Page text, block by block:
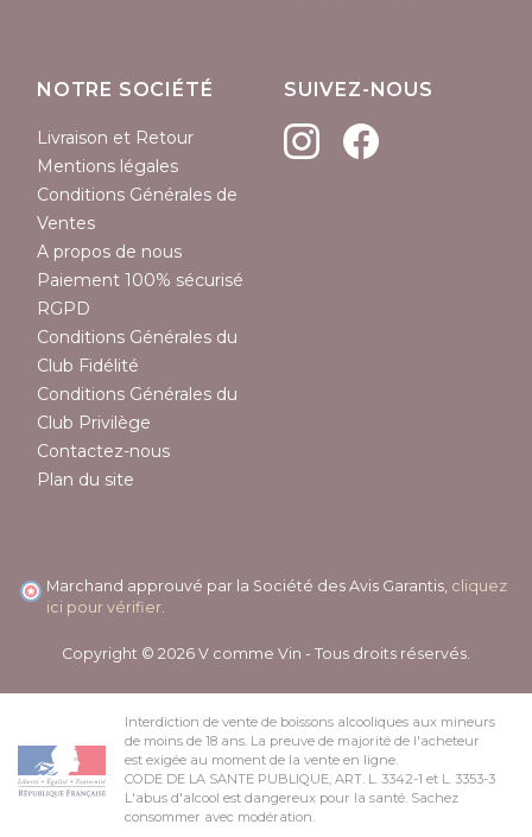
NOTRE SOCIÉTÉ
Livraison et Retour
Mentions légales
Conditions Générales de
Ventes
A propos de nous
Paiement 100% sécurisé
RGPD
Conditions Générales du
Club Fidélité
Conditions Générales du
Club Privilège
Contactez-nous
Plan du site
SUIVEZ-NOUS
Marchand approuvé par la Société des Avis Garantis, cliquez
ici pour vérifier.
Copyright © 2026 V comme Vin - Tous droits réservés.
Interdiction de vente de boissons alcooliques aux mineurs
de moins de 18 ans. La preuve de majorité de l'acheteur
est exigée au moment de la vente en ligne.
CODE DE LA SANTE PUBLIQUE, ART. L. 3342-1 et L. 3353-3
L'abus d'alcool est dangereux pour la santé. Sachez
consommer avec modération.